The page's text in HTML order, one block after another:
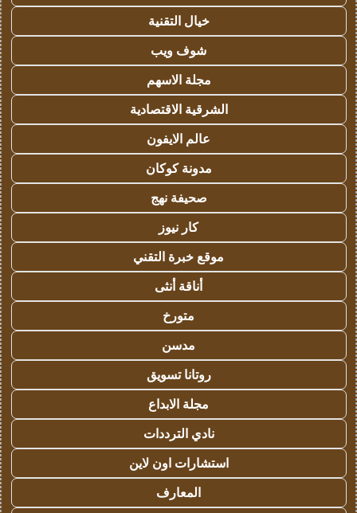
خيال التقنية
شوف ويب
مجلة الاسهم
الشرقية الاقتصادية
عالم الايفون
مدونة كوكان
صحيفة نهج
كار نيوز
موقع خبرة التقني
أناقة أنثى
متورخ
مدسن
روتانا تسويق
مجلة الابداع
نادي الترددات
استشارات اون لاين
المعارف